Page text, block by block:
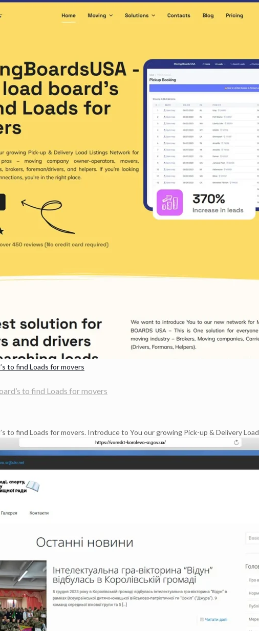
to find Loads for movers
to find Loads for movers
to find Loads for movers. Introduce to You our growing Pick-up & Delivery